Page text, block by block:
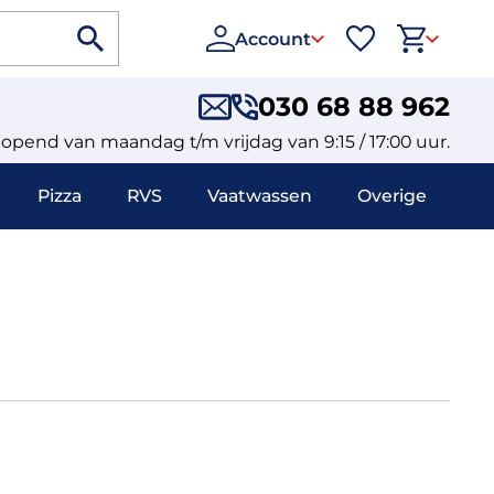
Account
030 68 88 962
van maandag t/m vrijdag van 9:15 / 17:00 uur.
Pizza RVS Vaatwassen Overige